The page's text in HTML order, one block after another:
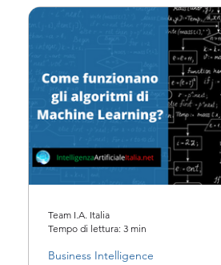
Business Intelligence
Team I.A. Italia
Tempo di lettura: 3 min